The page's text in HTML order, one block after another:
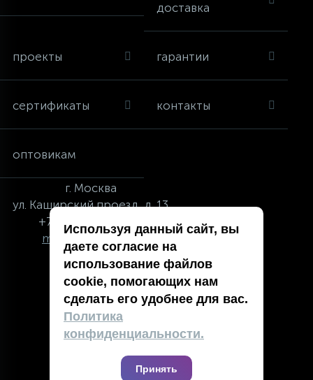
доставка
проекты гарантии
сертификаты контакты
оптовикам
г. Москва
ул. Каширский проезд, д. 13
+7 (495) 134-41-83
moskva@vincci.ru
политика в отношении обработки
персональных данных
публичная оферта
карта сайта
Используя данный сайт, вы
даете согласие на
использование файлов
cookie, помогающих нам
сделать его удобнее для вас.
Политика
конфиденциальности.
Принять